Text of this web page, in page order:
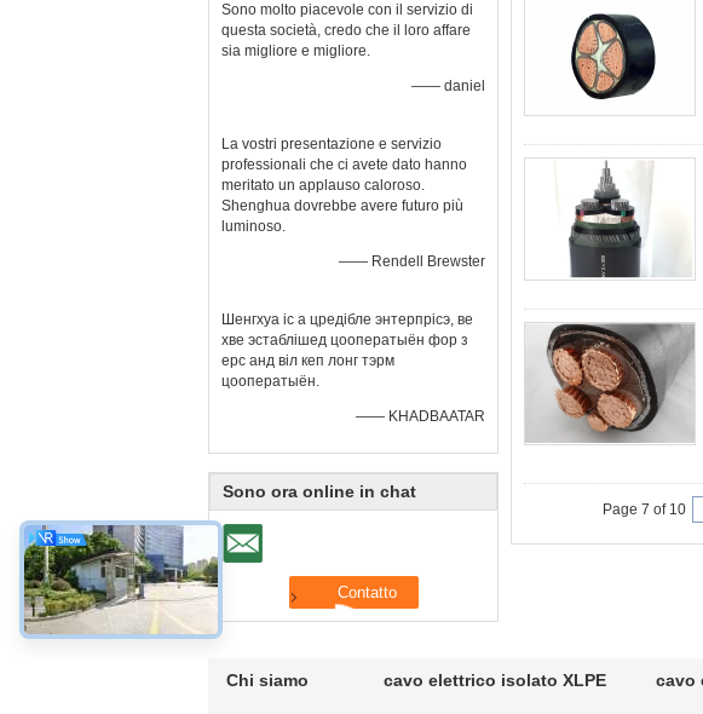
Sono molto piacevole con il servizio di
questa società, credo che il loro affare
sia migliore e migliore.
—— daniel
La vostri presentazione e servizio
professionali che ci avete dato hanno
meritato un applauso caloroso.
Shenghua dovrebbe avere futuro più
luminoso.
—— Rendell Brewster
Шенгхуа іс а цредібле энтерпрісэ, ве
хве эстаблішед цооператыён фор з
ерс анд віл кеп лонг тэрм
цооператыён.
—— KHADBAATAR
Sono ora online in chat
Page 7 of 10
Chi siamo cavo elettrico isolato XLPE cavo